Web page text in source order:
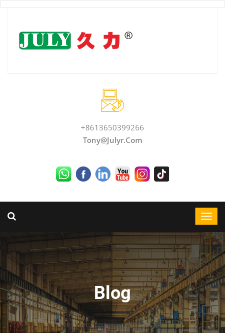
+8613650399266
Tony@julyr.com
Blog